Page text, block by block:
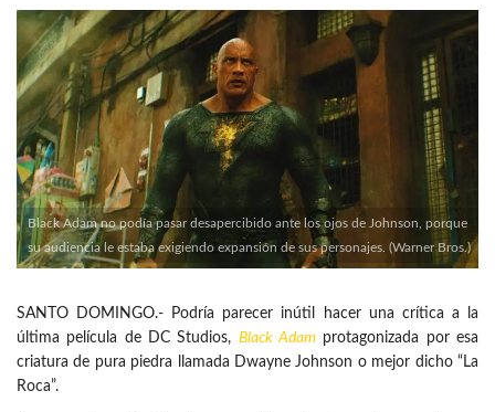
Black Adam no podía pasar desapercibido ante los ojos de Johnson, porque
su audiencia le estaba exigiendo expansión de sus personajes. (Warner Bros.)
SANTO DOMINGO.- Podría parecer inútil hacer una crítica a la
última película de DC Studios, Black Adam protagonizada por esa
criatura de pura piedra llamada Dwayne Johnson o mejor dicho “La
Roca”.